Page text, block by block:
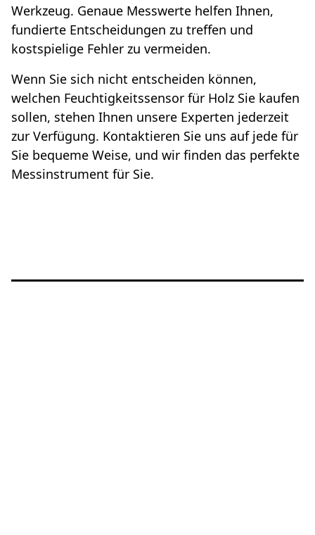
Werkzeug. Genaue Messwerte helfen Ihnen,
fundierte Entscheidungen zu treffen und
kostspielige Fehler zu vermeiden.
Wenn Sie sich nicht entscheiden können,
welchen Feuchtigkeitssensor für Holz Sie kaufen
sollen, stehen Ihnen unsere Experten jederzeit
zur Verfügung. Kontaktieren Sie uns auf jede für
Sie bequeme Weise, und wir finden das perfekte
Messinstrument für Sie.